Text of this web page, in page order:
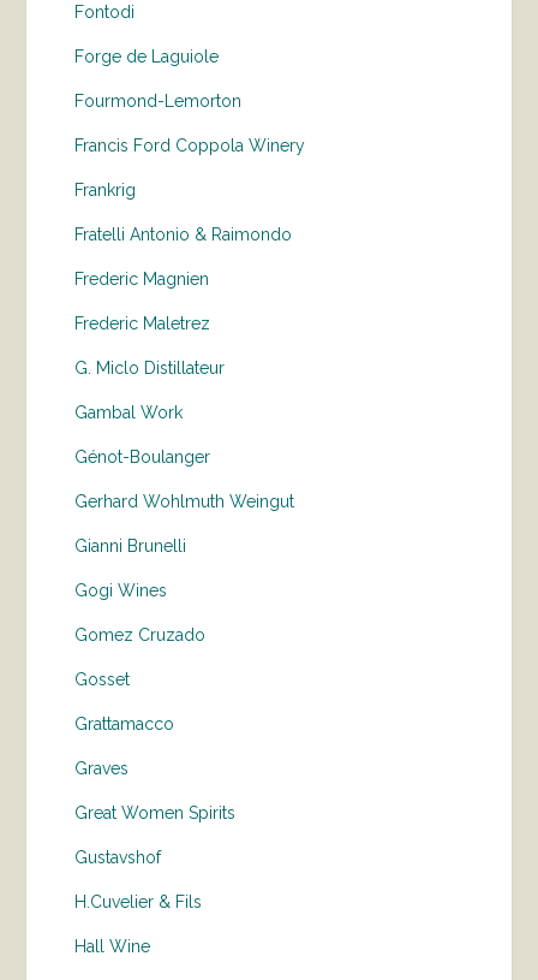
Fontodi
Forge de Laguiole
Fourmond-Lemorton
Francis Ford Coppola Winery
Frankrig
Fratelli Antonio & Raimondo
Frederic Magnien
Frederic Maletrez
G. Miclo Distillateur
Gambal Work
Génot-Boulanger
Gerhard Wohlmuth Weingut
Gianni Brunelli
Gogi Wines
Gomez Cruzado
Gosset
Grattamacco
Graves
Great Women Spirits
Gustavshof
H.Cuvelier & Fils
Hall Wine